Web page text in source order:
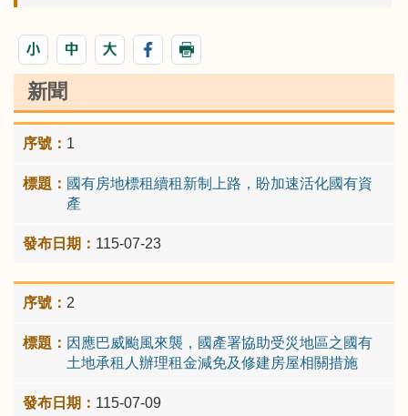
新聞
1
國有房地標租續租新制上路，盼加速活化國有資
產
115-07-23
2
因應巴威颱風來襲，國產署協助受災地區之國有
土地承租人辦理租金減免及修建房屋相關措施
115-07-09